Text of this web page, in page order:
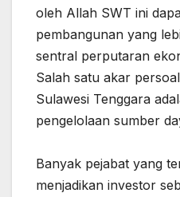
oleh Allah SWT ini
pembangunan yang
sentral perputaran
‎Salah satu akar
Sulawesi Tenggara
pengelolaan sumber
‎Banyak pejabat yang
menjadikan investor